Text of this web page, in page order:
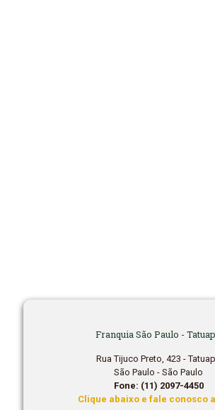
Franquia São Paulo -
Rua Tijuco Preto, 423 -
São Paulo - São Paulo
Fone: (11) 2097-4450
Clique abaixo e fale conosco